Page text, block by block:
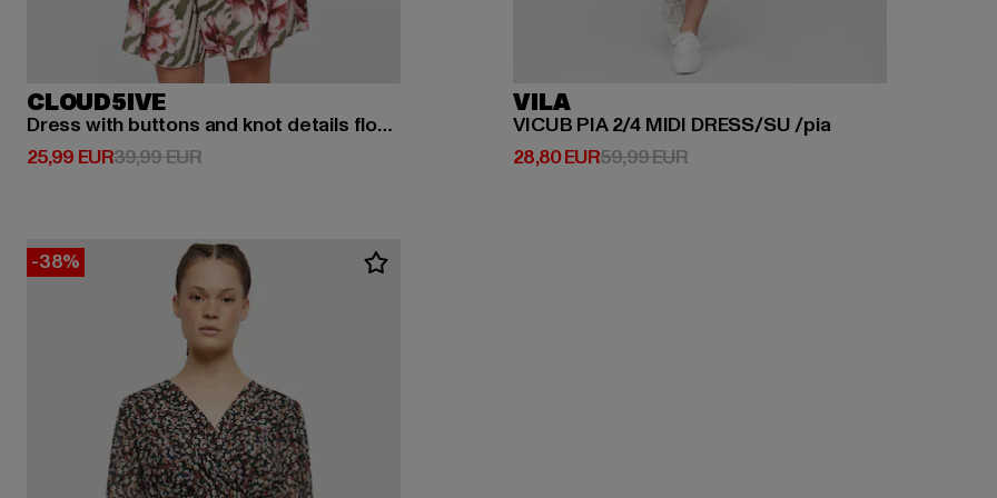
CLOUD5IVE
Dress with buttons and knot details flower print
25,99 EUR
Derzeitiger Preis: 25,99 EUR
39,99 EURAktionspreis: 39,99 EUR
VILA
VICUB PIA 2/4 MIDI DRESS/SU /pia
28,80 EUR
Derzeitiger Preis: 28,80 EUR
59,99 EURAktionspreis: 59,99 EUR
-38%